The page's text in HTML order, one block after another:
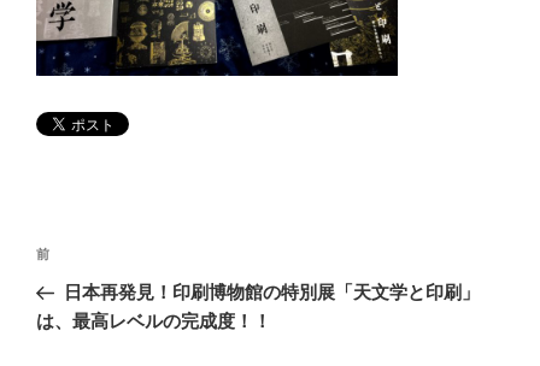
投
ナ
前
の
投
前
日本再発見！印刷博物館の特別展「天文学と印刷」
は、最高レベルの完成度！！